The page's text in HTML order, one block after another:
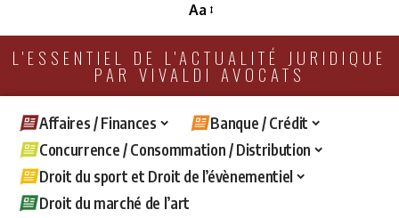
Aa
L'ESSENTIEL DE L'ACTUALITÉ JURIDIQUE
PAR VIVALDI AVOCATS
Affaires / Finances
Banque / Crédit
Concurrence / Consommation / Distribution
Droit du sport et Droit de l’évènementiel
Droit du marché de l’art